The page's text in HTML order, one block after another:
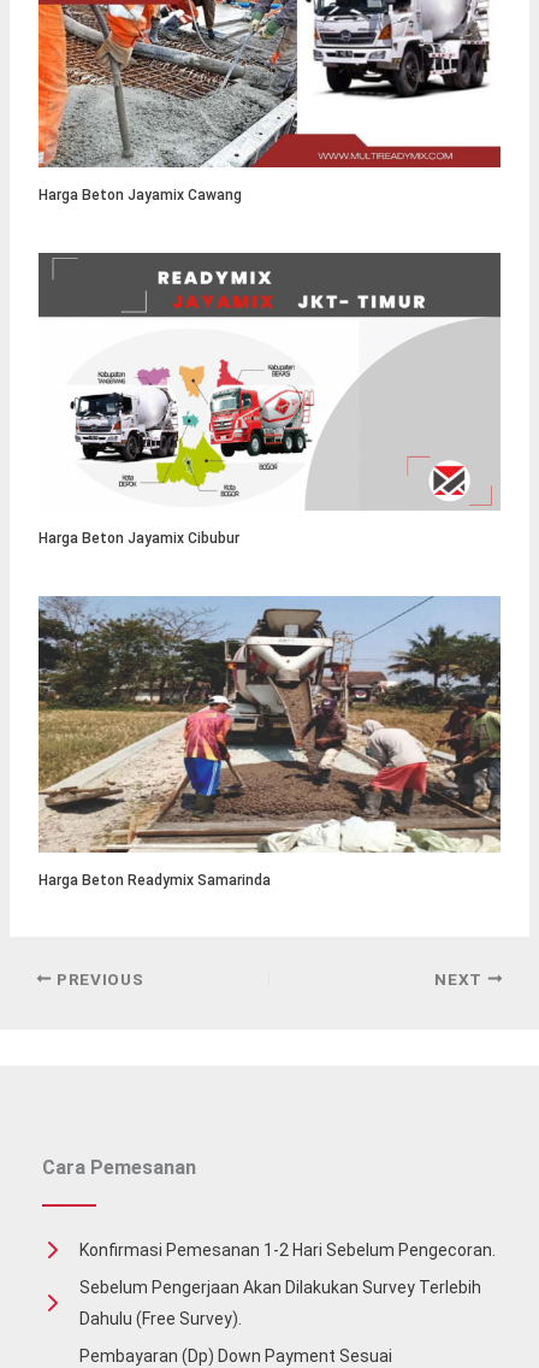
Harga Beton Jayamix Cawang
Harga Beton Jayamix Cibubur
Harga Beton Readymix Samarinda
PREVIOUS NEXT
Cara Pemesanan
Konfirmasi Pemesanan 1-2 Hari Sebelum Pengecoran.
Sebelum Pengerjaan Akan Dilakukan Survey Terlebih
Dahulu (free Survey).
Pembayaran (Dp) Down Payment Sesuai